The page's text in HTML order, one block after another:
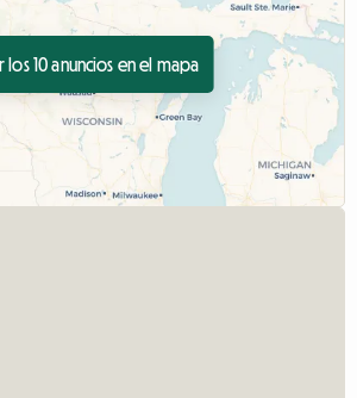
los 10 anuncios en el mapa